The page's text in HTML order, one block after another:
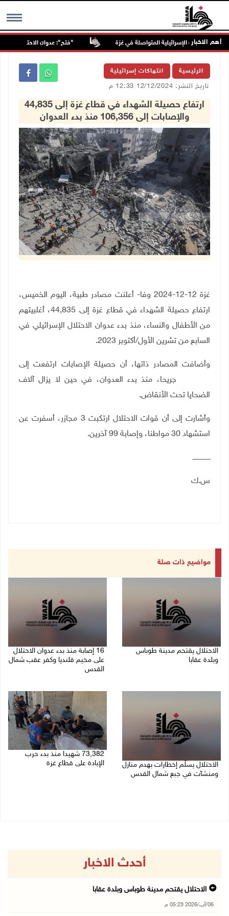
MENU أهم الاخبار "فتح": عدوان الاحتلال على مخيّم
الرئيسية انتهاكات إسرائيلية
تاريخ النشر: 12/12/2024 12:33 م
ارتفاع حصيلة الشهداء في قطاع غزة إلى 44,835
والإصابات إلى 106,356 منذ بدء العدوان
غزة 12-12-2024 وفا- أعلنت مصادر طبية، اليوم الخميس،
ارتفاع حصيلة الشهداء في قطاع غزة إلى 44,835، أغلبيتهم
من الأطفال والنساء، منذ بدء عدوان الاحتلال الإسرائيلي في
السابع من تشرين الأول/أكتوبر 2023.
وأضافت المصادر ذاتها، أن حصيلة الإصابات ارتفعت إلى
106,356 جريحا، منذ بدء العدوان، في حين لا يزال آلاف
الضحايا تحت الأنقاض.
وأشارت إلى أن قوات الاحتلال ارتكبت 3 مجازر، أسفرت عن
استشهاد 30 مواطنا، وإصابة 99 آخرين.
ـــــــــــــــــ
س.ك
مواضيع ذات صلة
الاحتلال يقتحم مدينة طوباس
وبلدة عقابا
16 إصابة منذ بدء عدوان الاحتلال
على مخيم قلنديا وكفر عقب شمال
القدس
الاحتلال يسلّم إخطارات بهدم منازل
ومنشآت في جبع شمال القدس
73,382 شهيدا منذ بدء حرب
الإبادة على قطاع غزة
أحدث الاخبار
الاحتلال يقتحم مدينة طوباس وبلدة عقابا
06/آب/2026 05:23 م